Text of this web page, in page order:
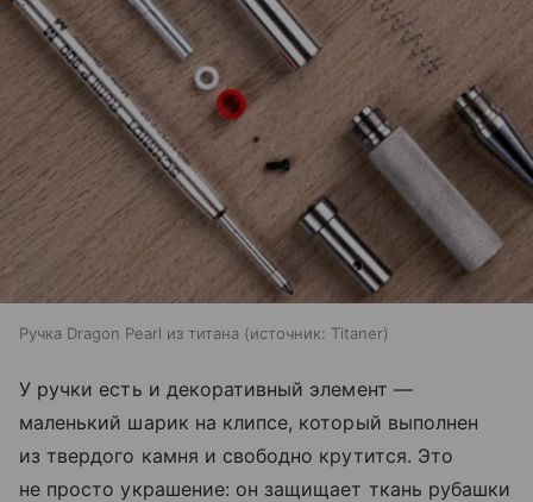
Ручка Dragon Pearl из титана источник: Titaner
У ручки есть и декоративный элемент —
маленький шарик на клипсе, который выполнен
из твердого камня и свободно крутится. Это
не просто украшение: он защищает ткань рубашки